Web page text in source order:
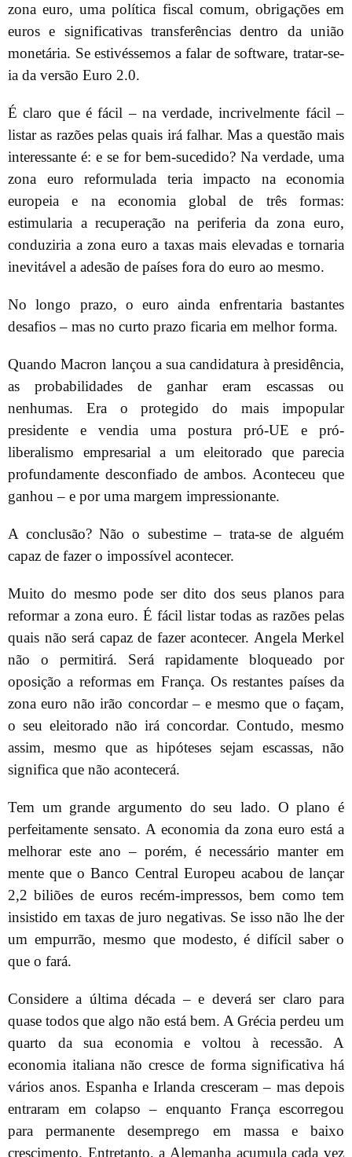
zona euro, uma política fiscal comum, obrigações em
euros e significativas transferências dentro da união
monetária. Se estivéssemos a falar de software, tratar-se-
ia da versão Euro 2.0.
É claro que é fácil – na verdade, incrivelmente fácil –
listar as razões pelas quais irá falhar. Mas a questão mais
interessante é: e se for bem-sucedido? Na verdade, uma
zona euro reformulada teria impacto na economia
europeia e na economia global de três formas:
estimularia a recuperação na periferia da zona euro,
conduziria a zona euro a taxas mais elevadas e tornaria
inevitável a adesão de países fora do euro ao mesmo.
No longo prazo, o euro ainda enfrentaria bastantes
desafios – mas no curto prazo ficaria em melhor forma.
Quando Macron lançou a sua candidatura à presidência,
as probabilidades de ganhar eram escassas ou
nenhumas. Era o protegido do mais impopular
presidente e vendia uma postura pró-UE e pró-
liberalismo empresarial a um eleitorado que parecia
profundamente desconfiado de ambos. Aconteceu que
ganhou – e por uma margem impressionante.
A conclusão? Não o subestime – trata-se de alguém
capaz de fazer o impossível acontecer.
Muito do mesmo pode ser dito dos seus planos para
reformar a zona euro. É fácil listar todas as razões pelas
quais não será capaz de fazer acontecer. Angela Merkel
não o permitirá. Será rapidamente bloqueado por
oposição a reformas em França. Os restantes países da
zona euro não irão concordar – e mesmo que o façam,
o seu eleitorado não irá concordar. Contudo, mesmo
assim, mesmo que as hipóteses sejam escassas, não
significa que não acontecerá.
Tem um grande argumento do seu lado. O plano é
perfeitamente sensato. A economia da zona euro está a
melhorar este ano – porém, é necessário manter em
mente que o Banco Central Europeu acabou de lançar
2,2 biliões de euros recém-impressos, bem como tem
insistido em taxas de juro negativas. Se isso não lhe der
um empurrão, mesmo que modesto, é difícil saber o
que o fará.
Considere a última década – e deverá ser claro para
quase todos que algo não está bem. A Grécia perdeu um
quarto da sua economia e voltou à recessão. A
economia italiana não cresce de forma significativa há
vários anos. Espanha e Irlanda cresceram – mas depois
entraram em colapso – enquanto França escorregou
para permanente desemprego em massa e baixo
crescimento. Entretanto, a Alemanha acumula cada vez